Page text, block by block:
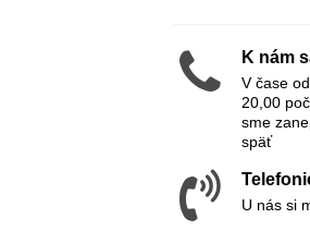
K nám
V čase
20,00
sme
späť
U nás si